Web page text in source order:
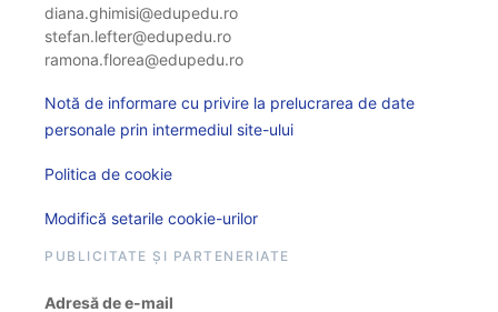
diana.ghimisi@edupedu.ro
stefan.lefter@edupedu.ro
ramona.florea@edupedu.ro
Notă de informare cu privire la prelucrarea de date
personale prin intermediul site-ului
Politica de cookie
Modifică setarile cookie-urilor
PUBLICITATE ȘI PARTENERIATE
Adresă de e-mail